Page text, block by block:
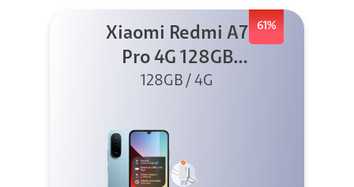
61%
Xiaomi Redmi A7
Pro 4G 128GB
Azul + Cargador
128GB / 4G